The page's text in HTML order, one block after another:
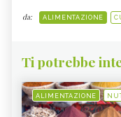
da: ALIMENTAZIONE
Ti potrebbe
ALIMENTAZIONE